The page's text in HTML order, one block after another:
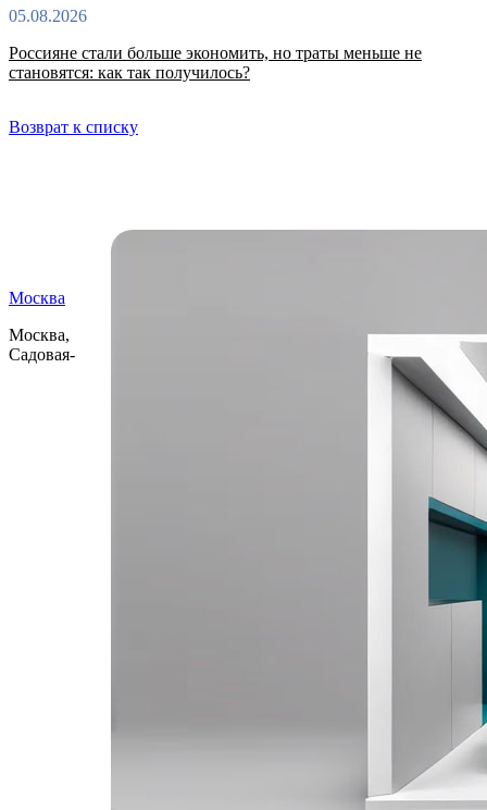
05.08.2026
Россияне стали больше экономить, но траты меньше не
становятся: как так получилось?
Возврат к списку
Москва
Москва,
Садовая-